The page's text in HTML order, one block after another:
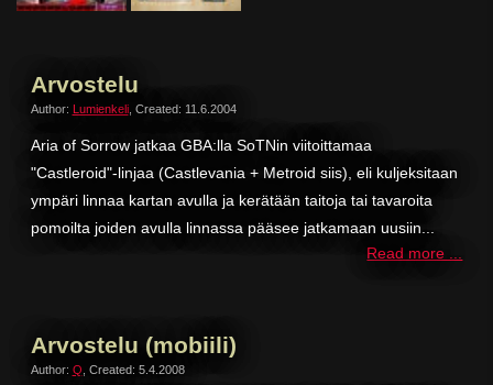
Arvostelu
Author: Lumienkeli, Created: 11.6.2004
Aria of Sorrow jatkaa GBA:lla SoTNin viitoittamaa
"Castleroid"-linjaa (Castlevania + Metroid siis), eli kuljeksitaan
ympäri linnaa kartan avulla ja kerätään taitoja tai tavaroita
pomoilta joiden avulla linnassa pääsee jatkamaan uusiin...
Read more ...
Arvostelu (mobiili)
Author: Q Created: 5.4.2008